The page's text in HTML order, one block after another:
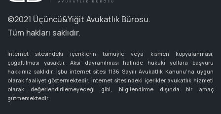
©2021 Üçüncü&Yiğit Avukatlık Bürosu.
Tüm hakları saklıdır.
İnternet sitesindeki içeriklerin tümüyle veya kısmen kopyalanması,
çoğaltılması yasaktır. Aksi davranılması halinde hukuki yollara başvuru
hakkımız saklıdır. İşbu internet sitesi 1136 Sayılı Avukatlık Kanunu'na uygun
olarak faaliyet göstermektedir. İnternet sitesindeki içerikler avukatlık hizmeti
olarak değerlendirilemeyeceği gibi, bilgilendirme dışında bir amaç
gütmemektedir.